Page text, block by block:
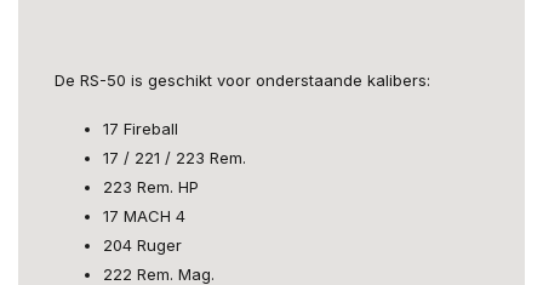
De RS-50 is geschikt voor onderstaande kalibers:
17 Fireball
17 / 221 / 223 Rem.
223 Rem. HP
17 MACH 4
204 Ruger
222 Rem. Mag.